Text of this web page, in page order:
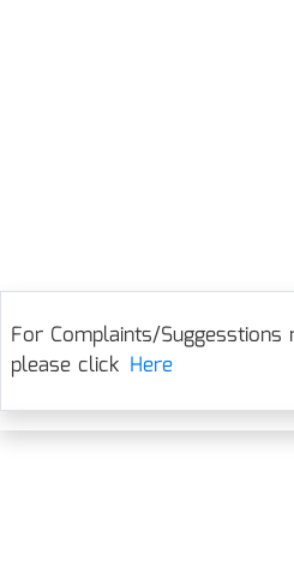
For Complaints/
please click Here